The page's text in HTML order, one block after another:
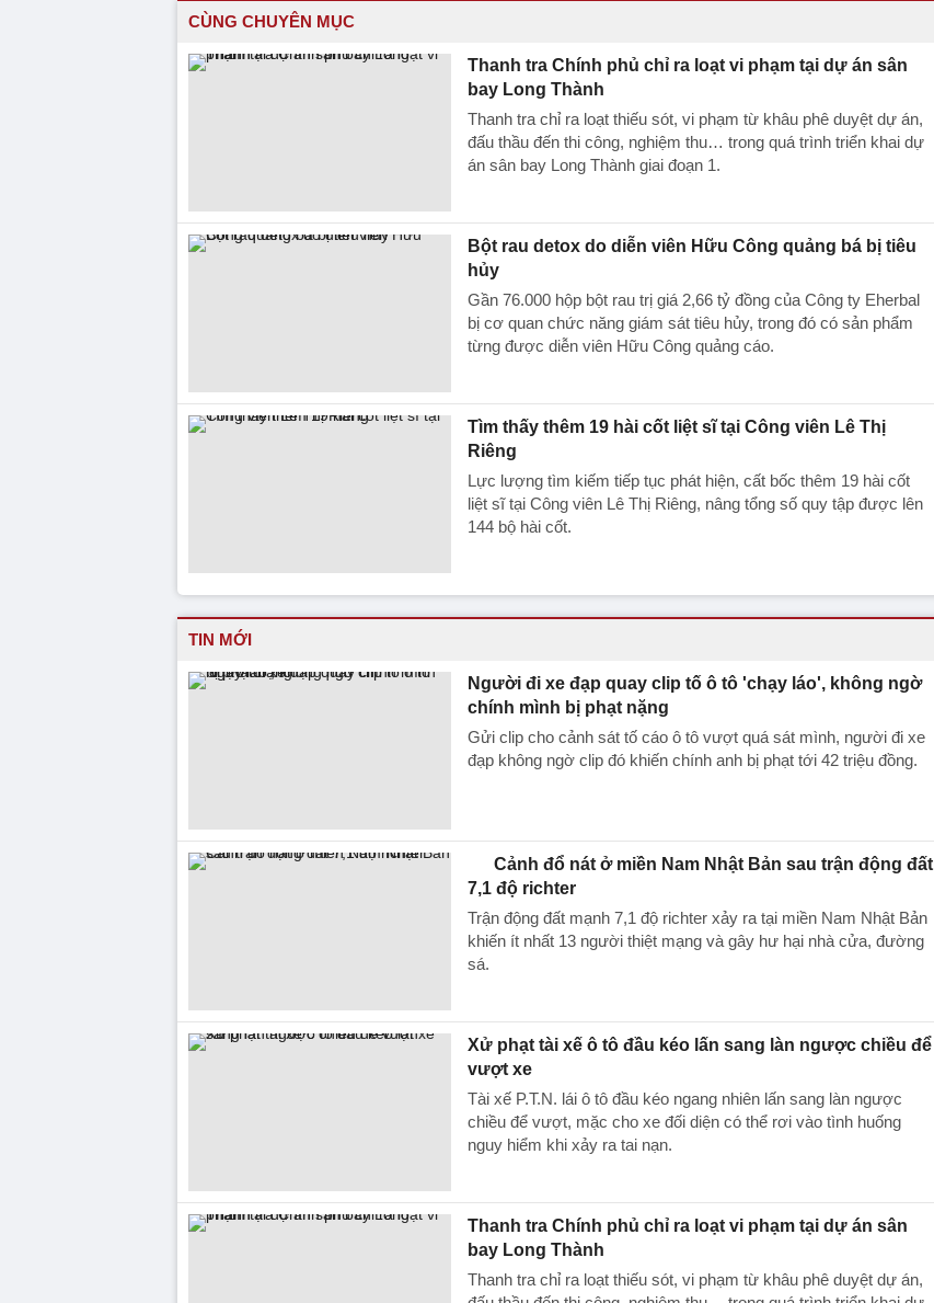
CÙNG CHUYÊN MỤC
Thanh tra Chính phủ chỉ ra loạt vi phạm tại dự án sân
bay Long Thành
Thanh tra chỉ ra loạt thiếu sót, vi phạm từ khâu phê duyệt dự án,
đấu thầu đến thi công, nghiệm thu… trong quá trình triển khai dự
án sân bay Long Thành giai đoạn 1.
Bột rau detox do diễn viên Hữu Công quảng bá bị tiêu
hủy
Gần 76.000 hộp bột rau trị giá 2,66 tỷ đồng của Công ty Eherbal
bị cơ quan chức năng giám sát tiêu hủy, trong đó có sản phẩm
từng được diễn viên Hữu Công quảng cáo.
Tìm thấy thêm 19 hài cốt liệt sĩ tại Công viên Lê Thị
Riêng
Lực lượng tìm kiếm tiếp tục phát hiện, cất bốc thêm 19 hài cốt
liệt sĩ tại Công viên Lê Thị Riêng, nâng tổng số quy tập được lên
144 bộ hài cốt.
TIN MỚI
Người đi xe đạp quay clip tố ô tô 'chạy láo', không ngờ
chính mình bị phạt nặng
Gửi clip cho cảnh sát tố cáo ô tô vượt quá sát mình, người đi xe
đạp không ngờ clip đó khiến chính anh bị phạt tới 42 triệu đồng.
Cảnh đổ nát ở miền Nam Nhật Bản sau trận động đất
7,1 độ richter
Trận động đất mạnh 7,1 độ richter xảy ra tại miền Nam Nhật Bản
khiến ít nhất 13 người thiệt mạng và gây hư hại nhà cửa, đường
sá.
Xử phạt tài xế ô tô đầu kéo lấn sang làn ngược chiều để
vượt xe
Tài xế P.T.N. lái ô tô đầu kéo ngang nhiên lấn sang làn ngược
chiều để vượt, mặc cho xe đối diện có thể rơi vào tình huống
nguy hiểm khi xảy ra tai nạn.
Thanh tra Chính phủ chỉ ra loạt vi phạm tại dự án sân
bay Long Thành
Thanh tra chỉ ra loạt thiếu sót, vi phạm từ khâu phê duyệt dự án,